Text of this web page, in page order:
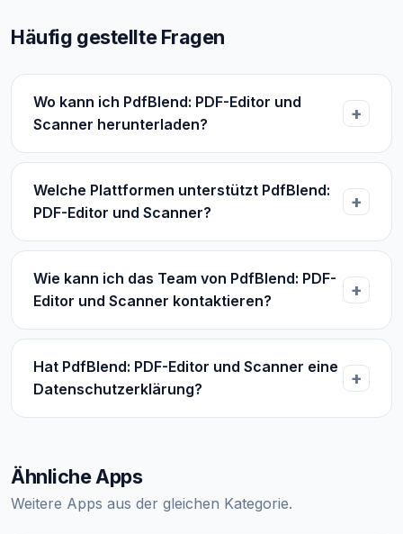
Häufig gestellte Fragen
Wo kann ich PdfBlend: PDF-Editor und
Scanner herunterladen?
Welche Plattformen unterstützt PdfBlend:
PDF-Editor und Scanner?
Wie kann ich das Team von PdfBlend: PDF-
Editor und Scanner kontaktieren?
Hat PdfBlend: PDF-Editor und Scanner eine
Datenschutzerklärung?
Ähnliche Apps
Weitere Apps aus der gleichen Kategorie.